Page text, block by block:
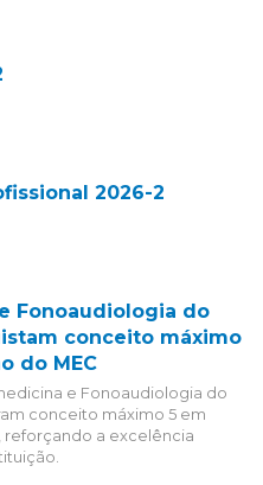
2026-2
Fonoaudiologia do
conceito máximo
do MEC
e Fonoaudiologia do
conceito máximo 5 em
reforçando a excelência